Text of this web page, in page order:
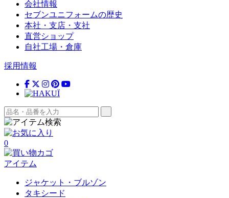
会社情報
セブンユニフォームの歴史
本社・支店・支社
直営ショップ
自社工場・倉庫
採用情報
0
アイテム
ジャケット・ブルゾン
タキシード